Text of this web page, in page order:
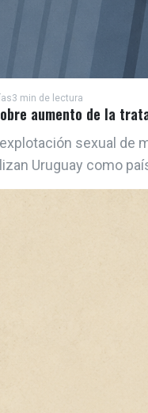
3 min de lectura
aumento de la
explotación sexual
Uruguay como